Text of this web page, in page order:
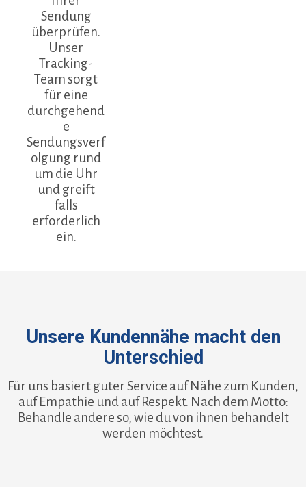
Sendung
überprüfen.
Unser
Tracking-
Team sorgt
für eine
durchgehend
e
Sendungsverf
olgung rund
um die Uhr
und greift
falls
erforderlich
ein.
Unsere Kundennähe macht den
Unterschied
Für uns basiert guter Service auf Nähe zum Kunden,
auf Empathie und auf Respekt. Nach dem Motto:
Behandle andere so, wie du von ihnen behandelt
werden möchtest.